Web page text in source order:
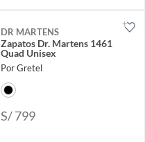
DR MARTENS
Zapatos Dr. Martens 1461
Quad Unisex
Por Gretel
S/ 799